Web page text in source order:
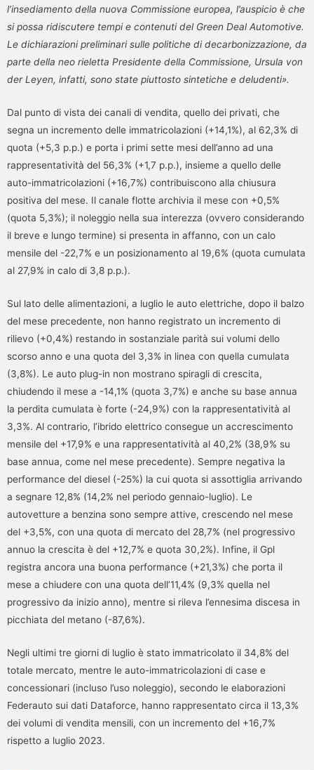
l’insediamento della nuova Commissione europea, l’auspicio è che
si possa ridiscutere tempi e contenuti del Green Deal Automotive.
Le dichiarazioni preliminari sulle politiche di decarbonizzazione, da
parte della neo rieletta Presidente della Commissione, Ursula von
der Leyen, infatti, sono state piuttosto sintetiche e deludenti».
Dal punto di vista dei canali di vendita, quello dei privati, che
segna un incremento delle immatricolazioni (+14,1%), al 62,3% di
quota (+5,3 p.p.) e porta i primi sette mesi dell’anno ad una
rappresentatività del 56,3% (+1,7 p.p.), insieme a quello delle
auto-immatricolazioni (+16,7%) contribuiscono alla chiusura
positiva del mese. Il canale flotte archivia il mese con +0,5%
(quota 5,3%); il noleggio nella sua interezza (ovvero considerando
il breve e lungo termine) si presenta in affanno, con un calo
mensile del -22,7% e un posizionamento al 19,6% (quota cumulata
al 27,9% in calo di 3,8 p.p.).
Sul lato delle alimentazioni, a luglio le auto elettriche, dopo il balzo
del mese precedente, non hanno registrato un incremento di
rilievo (+0,4%) restando in sostanziale parità sui volumi dello
scorso anno e una quota del 3,3% in linea con quella cumulata
(3,8%). Le auto plug-in non mostrano spiragli di crescita,
chiudendo il mese a -14,1% (quota 3,7%) e anche su base annua
la perdita cumulata è forte (-24,9%) con la rappresentatività al
3,3%. Al contrario, l’ibrido elettrico consegue un accrescimento
mensile del +17,9% e una rappresentatività al 40,2% (38,9% su
base annua, come nel mese precedente). Sempre negativa la
performance del diesel (-25%) la cui quota si assottiglia arrivando
a segnare 12,8% (14,2% nel periodo gennaio-luglio). Le
autovetture a benzina sono sempre attive, crescendo nel mese
del +3,5%, con una quota di mercato del 28,7% (nel progressivo
annuo la crescita è del +12,7% e quota 30,2%). Infine, il Gpl
registra ancora una buona performance (+21,3%) che porta il
mese a chiudere con una quota dell’11,4% (9,3% quella nel
progressivo da inizio anno), mentre si rileva l’ennesima discesa in
picchiata del metano (-87,6%).
Negli ultimi tre giorni di luglio è stato immatricolato il 34,8% del
totale mercato, mentre le auto-immatricolazioni di case e
concessionari (incluso l’uso noleggio), secondo le elaborazioni
Federauto sui dati Dataforce, hanno rappresentato circa il 13,3%
dei volumi di vendita mensili, con un incremento del +16,7%
rispetto a luglio 2023.